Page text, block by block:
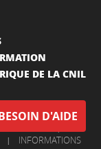
D'AIDE
DE LA CNIL
|
INFORMATIONS